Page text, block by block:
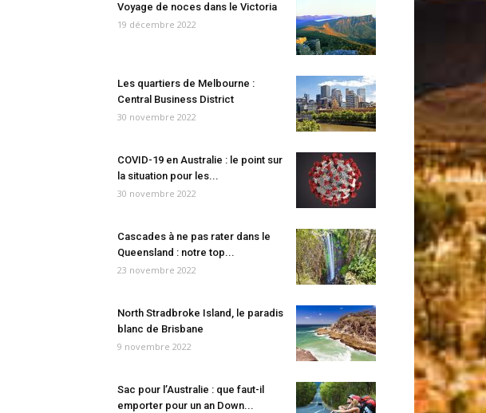
Voyage de noces dans le Victoria
19 décembre 2022
Les quartiers de Melbourne :
Central Business District
30 novembre 2022
COVID-19 en Australie : le point sur
la situation pour les...
30 novembre 2022
Cascades à ne pas rater dans le
Queensland : notre top...
23 novembre 2022
North Stradbroke Island, le paradis
blanc de Brisbane
9 novembre 2022
Sac pour l’Australie : que faut-il
emporter pour un an Down...